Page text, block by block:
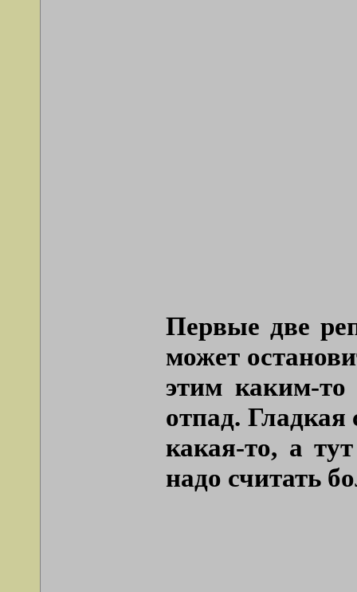
Первые две
может
этим каким-
отпад. Гладкая
какая-то, а
надо считать